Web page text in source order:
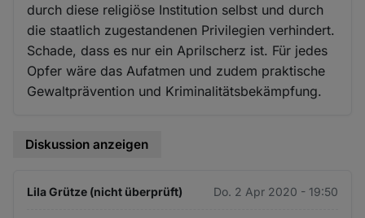
durch diese religiöse Institution selbst und durch
die staatlich zugestandenen Privilegien verhindert.
Schade, dass es nur ein Aprilscherz ist. Für jedes
Opfer wäre das Aufatmen und zudem praktische
Gewaltprävention und Kriminalitätsbekämpfung.
Diskussion anzeigen
Lila Grütze (nicht überprüft) Do. 2 Apr 2020 - 19:50